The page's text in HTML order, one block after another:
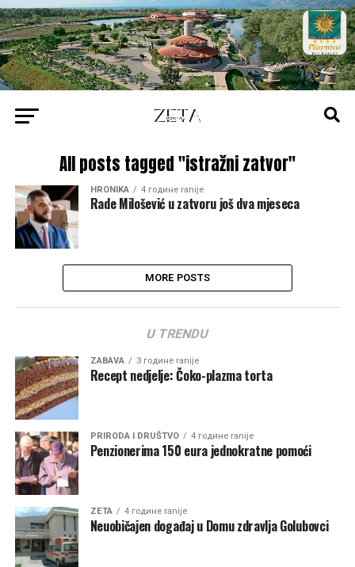
All posts tagged "istražni zatvor"
HRONIKA 4 године ranije
Rade Milošević u zatvoru još dva mjeseca
MORE POSTS
U TRENDU
ZABAVA 3 године ranije
Recept nedjelje: Čoko-plazma torta
PRIRODA I DRUŠTVO 4 године ranije
Penzionerima 150 eura jednokratne pomoći
ZETA 4 године ranije
Neuobičajen događaj u Domu zdravlja Golubovci